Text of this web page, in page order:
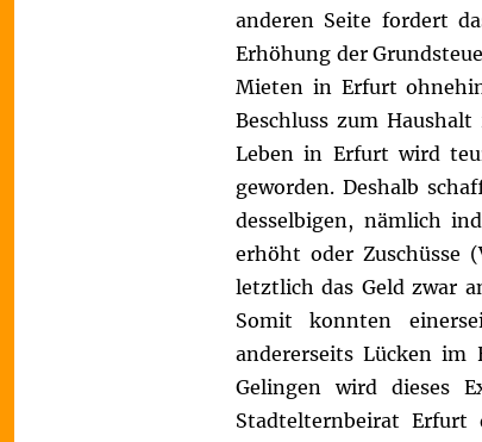
anderen Seite fordert
Erhöhung der
Mieten in Erfurt
Beschluss zum
Leben in Erfurt wird
geworden. Deshalb
desselbigen, nämlich
erhöht oder Zuschüsse
letztlich das Geld zwar
Somit konnten
andererseits Lücken im
Gelingen wird dieses
Stadtelternbeirat Erfurt